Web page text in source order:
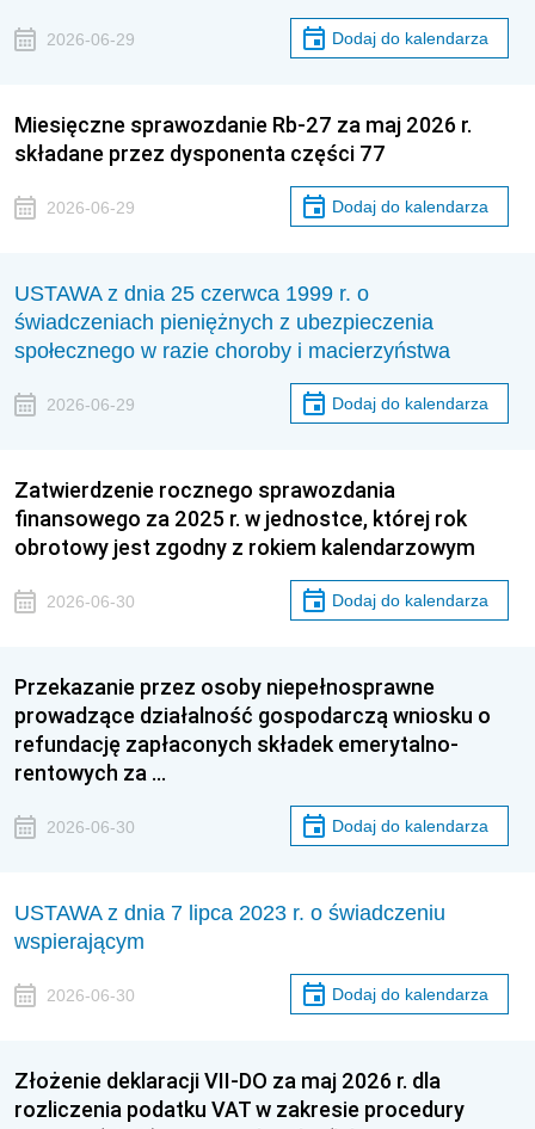
2026-06-29 Dodaj do kalendarza
Miesięczne sprawozdanie Rb-27 za maj 2026 r.
składane przez dysponenta części 77
2026-06-29 Dodaj do kalendarza
USTAWA z dnia 25 czerwca 1999 r. o
świadczeniach pieniężnych z ubezpieczenia
społecznego w razie choroby i macierzyństwa
2026-06-29 Dodaj do kalendarza
Zatwierdzenie rocznego sprawozdania
finansowego za 2025 r. w jednostce, której rok
obrotowy jest zgodny z rokiem kalendarzowym
2026-06-30 Dodaj do kalendarza
Przekazanie przez osoby niepełnosprawne
prowadzące działalność gospodarczą wniosku o
refundację zapłaconych składek emerytalno-
rentowych za …
2026-06-30 Dodaj do kalendarza
USTAWA z dnia 7 lipca 2023 r. o świadczeniu
wspierającym
2026-06-30 Dodaj do kalendarza
Złożenie deklaracji VII-DO za maj 2026 r. dla
rozliczenia podatku VAT w zakresie procedury